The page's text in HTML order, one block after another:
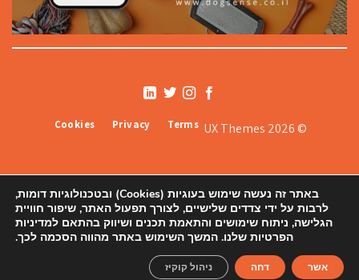
© 2026 UX Themes
Terms
Privacy
Cookies
אודותינו תקנון צור קשר ורשימת סניפים
מדיניות פרטיות
מפת אתר
באתר זה נעשה שימוש בעוגיות (Cookies) ובטכנולוגיות דומות,
לרבות על ידי צדדים שלישיים, לצורך תפעול האתר, שיפור חוויית
הגלישה, ניתוח שימושים והתאמת תכנים ושיווק בהתאם למדיניות
הפרטיות שלנו. המשך השימוש באתר מהווה הסכמה לכך.
אשר דחה ניהול קוקיז